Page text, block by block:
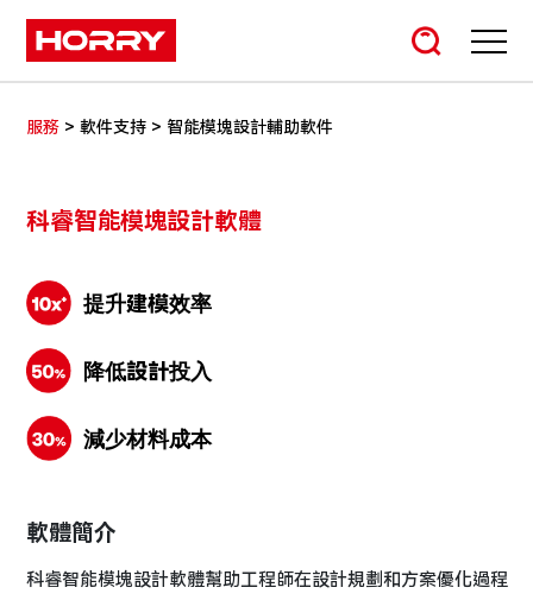
服務> 軟件支持> 智能模塊設計輔助軟件
科睿智能模塊設計軟體
提升建模效率
降低設計投入
減少材料成本
軟體簡介
科睿智能模塊設計軟體幫助工程師在設計規劃和方案優化過程